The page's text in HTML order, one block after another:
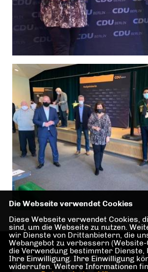
Die Webseite verwendet Cookies
Diese Webseite verwendet Cookies,
sind, um die Webseite zu nutzen.
wir Dienste von Drittanbietern, die
Webangebot zu verbessern
die Verwendung bestimmter Dienste,
Ihre Einwilligung. Ihre Einwilligung
widerrufen. Weitere Informationen